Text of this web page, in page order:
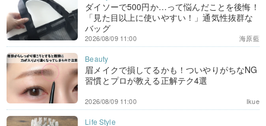
ダイソーで500円か…って悩んだことを後悔！
「見た目以上に使いやすい！」通気性抜群な
バッグ
海原藍
2026/08/09 11:00
眉メイクで損してるかも！ついやりがちなNG
習慣とプロが教える正解テク4選
Ikue
2026/08/09 11:00